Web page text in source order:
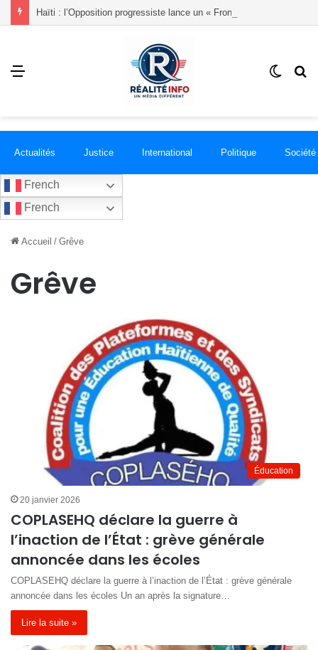
Menu
Switch
Actualités Justice International Politique Société
French
French
Accueil / Grêve
Grêve
Éducation
20 janvier 2026
COPLASEHQ déclare la guerre à
l’inaction de l’État : grève générale
annoncée dans les écoles
COPLASEHQ déclare la guerre à l’inaction de l’État : grève générale
annoncée dans les écoles Un an après la signature…
Lire la suite »